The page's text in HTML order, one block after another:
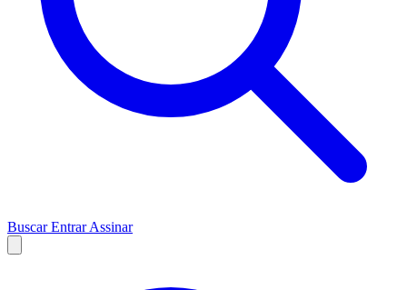
BuscarEntrarAssinar